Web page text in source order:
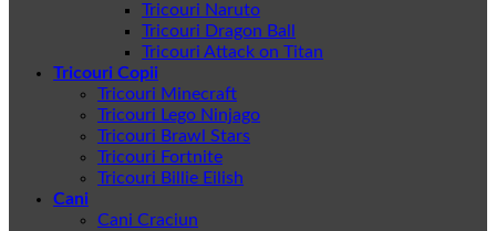
Tricouri Naruto
Tricouri Dragon Ball
Tricouri Attack on Titan
Tricouri Copii
Tricouri Minecraft
Tricouri Lego Ninjago
Tricouri Brawl Stars
Tricouri Fortnite
Tricouri Billie Eilish
Cani
Cani Craciun